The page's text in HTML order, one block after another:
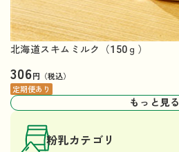
北海道スキムミルク（150ｇ）
306円（税込）
定期便あり
もっと見る
粉乳カテゴリ